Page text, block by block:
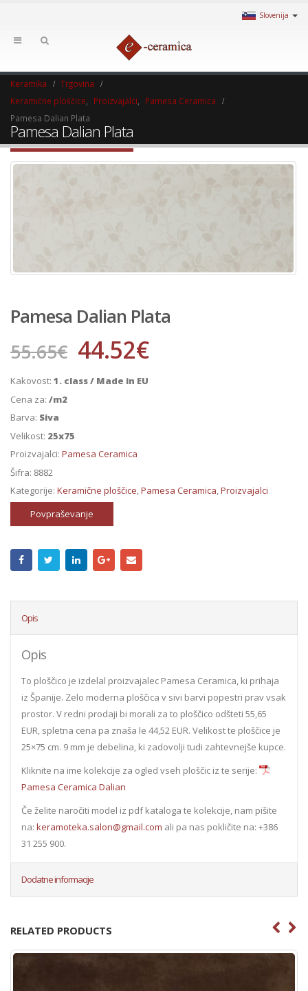
Slovenija
Keramika
Trgovina
Keramične ploščice
Proizvajalci
Pamesa Ceramica
Pamesa Dalian Plata
Pamesa Dalian Plata
Pamesa Dalian Plata
55.65€ 44.52€
Kakovost: 1. class / Made in EU
Cena za: /m2
Barva: Siva
Velikost: 25x75
Proizvajalci: Pamesa Ceramica
Šifra: 8882
Kategorije: Keramične ploščice,Pamesa Ceramica,Proizvajalci
Povpraševanje
Opis
Opis
To ploščico je izdelal proizvajalec Pamesa Ceramica, ki prihaja
iz Španije. Zelo moderna ploščica v sivi barvi popestri prav vsak
prostor. V redni prodaji bi morali za to ploščico odšteti 55,65
EUR, spletna cena pa znaša le 44,52 EUR. Velikost te ploščice je
25×75 cm. 9 mm je debelina, ki zadovolji tudi zahtevnejše kupce.
Kliknite na ime kolekcije za ogled vseh ploščic iz te serije:
Pamesa Ceramica Dalian
Če želite naročiti model iz pdf kataloga te kolekcije, nam pišite
na: keramoteka.salon@gmail.com ali pa nas pokličite na: +386
31 255 900.
Dodatne informacije
RELATED PRODUCTS